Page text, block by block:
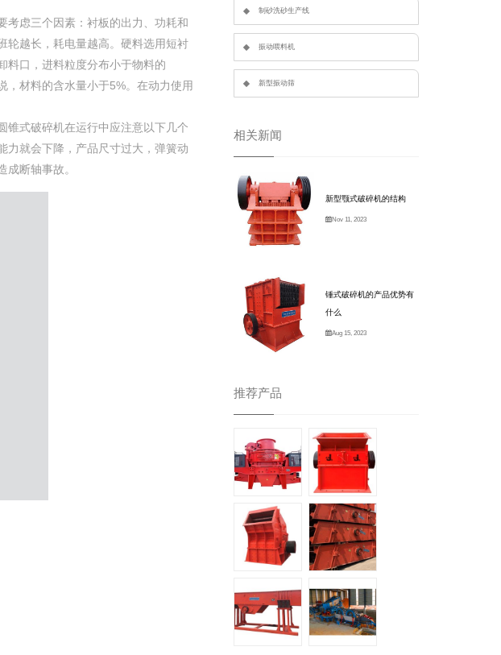
虑三个因素：衬板的出力、功耗和
轮越长，耗电量越高。硬料选用短衬
料口，进料粒度分布小于物料的
，材料的含水量小于5%。在动力使用
式破碎机在运行中应注意以下几个
力就会下降，产品尺寸过大，弹簧动
断轴事故。
制砂洗砂生产线
振动喂料机
新型振动筛
相关新闻
新型颚式破碎机的结构
Nov 11, 2023
锤式破碎机的产品优势有
什么
Aug 15, 2023
推荐产品